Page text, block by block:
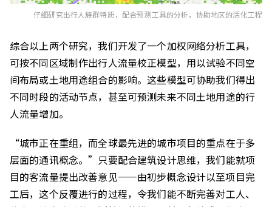
仔细研究出行人族群特质，配合预测工具的分析，协助地区的活化工程
综合以上两个研究，我们开发了一个加权网络分析工具，
可按不同区域制作出行人流量校正模型，用以试验不同空
间布局或土地用途组合的影响。这些模型可协助我们得出
不同时段的活动节点，甚至可预测未来不同土地用途的行
人流量增加。
“城市正在重组，而全球最先进的城市项目的重点在于多
层面的通讯概念。”只要配合建筑设计思维，我们能就项
目的客流量提出改善意见——由初步概念设计以至项目完
工后，这个反覆进行的过程，令我们能不断完善对工人、